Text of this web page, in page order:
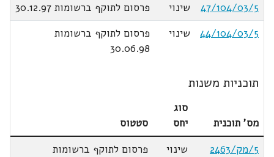
47/104/03/5
שינוי
פרסום לתוקף ברשומות 30.12.97
44/104/03/5
שינוי
פרסום לתוקף ברשומות
30.06.98
תוכניות משנות
מס' תוכנית
סוג
יחס
סטטוס
5/מק/2463
שינוי
פרסום לתוקף ברשומות